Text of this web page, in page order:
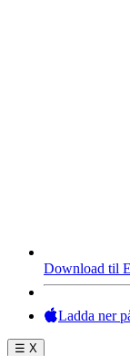
Download til
Ladda ner
☰ X